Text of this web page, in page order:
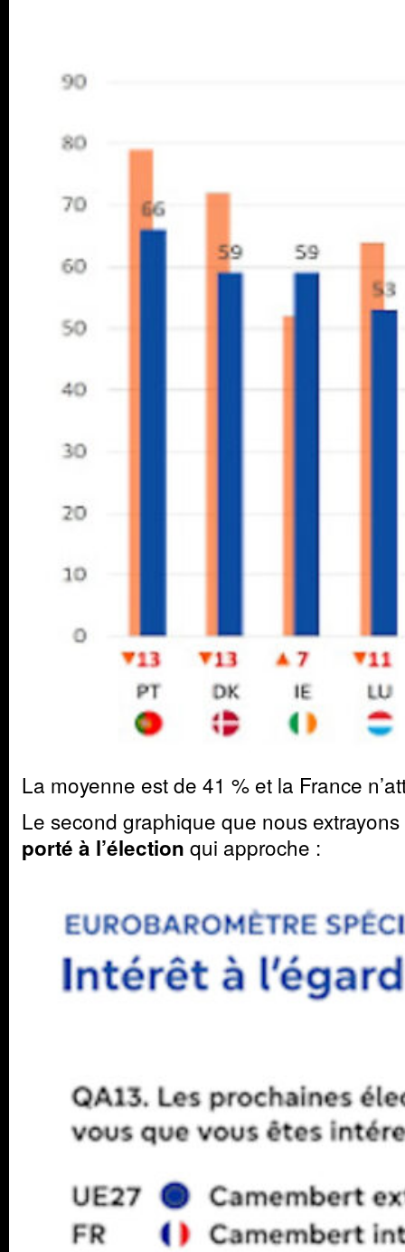
La moyenne est de 41 % et la France
Le second graphique que nous
porté à l’élection qui approche :